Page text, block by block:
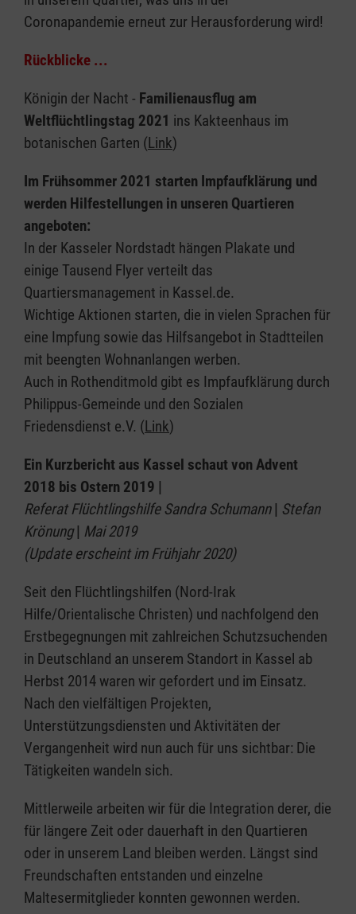
Coronapandemie erneut zur Herausforderung wird!
Rückblicke ...
Königin der Nacht - Familienausflug am
Weltflüchtlingstag 2021 ins Kakteenhaus im
botanischen Garten (Link)
Im Frühsommer 2021 starten Impfaufklärung und
werden Hilfestellungen in unseren Quartieren
angeboten:
In der Kasseler Nordstadt hängen Plakate und
einige Tausend Flyer verteilt das
Quartiersmanagement in Kassel.de.
Wichtige Aktionen starten, die in vielen Sprachen für
eine Impfung sowie das Hilfsangebot in Stadtteilen
mit beengten Wohnanlangen werben.
Auch in Rothenditmold gibt es Impfaufklärung durch
Philippus-Gemeinde und den Sozialen
Friedensdienst e.V. (Link)
Ein Kurzbericht aus Kassel schaut von Advent
2018 bis Ostern 2019 |
Referat Flüchtlingshilfe Sandra Schumann | Stefan
Krönung| Mai 2019
(Update erscheint im Frühjahr 2020)
Seit den Flüchtlingshilfen (Nord-Irak
Hilfe/Orientalische Christen) und nachfolgend den
Erstbegegnungen mit zahlreichen Schutzsuchenden
in Deutschland an unserem Standort in Kassel ab
Herbst 2014 waren wir gefordert und im Einsatz.
Nach den vielfältigen Projekten,
Unterstützungsdiensten und Aktivitäten der
Vergangenheit wird nun auch für uns sichtbar: Die
Tätigkeiten wandeln sich.
Mittlerweile arbeiten wir für die Integration derer, die
für längere Zeit oder dauerhaft in den Quartieren
oder in unserem Land bleiben werden. Längst sind
Freundschaften entstanden und einzelne
Maltesermitglieder konnten gewonnen werden.